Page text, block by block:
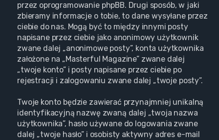
przez oprogramowanie phpBB. Drugi sposób, w jaki
zbieramy informacje o tobie, to dane wysyłane przez
ciebie do nas. Mogą być to między innymi posty
napisane przez ciebie jako anonimowy użytkownik
zwane dalej „anonimowe posty”, konta użytkownika
założone na „Masterful Magazine” zwane dalej
„twoje konto” i posty napisane przez ciebie po
rejestracji i zalogowaniu zwane dalej „twoje posty”.
Twoje konto będzie zawierać przynajmniej unikalną
identyfikacyjną nazwę zwaną dalej „twoja nazwa
użytkownika”, hasło używane do logowania zwane
dalej „twoje hasło” i osobisty aktywny adres e-mail